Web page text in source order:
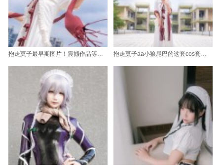
抱走莫子最早期图片！震撼作品等你来欣赏 抱走莫子aa小狼尾巴的这套cos套图，充满童趣和想象力，绝对是经典之作